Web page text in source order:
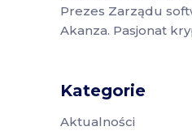
Prezes Zarządu
Akanza. Pasjonat
Kategorie
Aktualności